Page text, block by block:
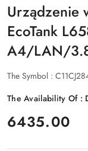
Urządzenie
EcoTank
A4/LAN/
The Symbol :
The Availability Of :
price:
6435.00